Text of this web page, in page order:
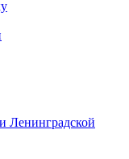
Ленинградской